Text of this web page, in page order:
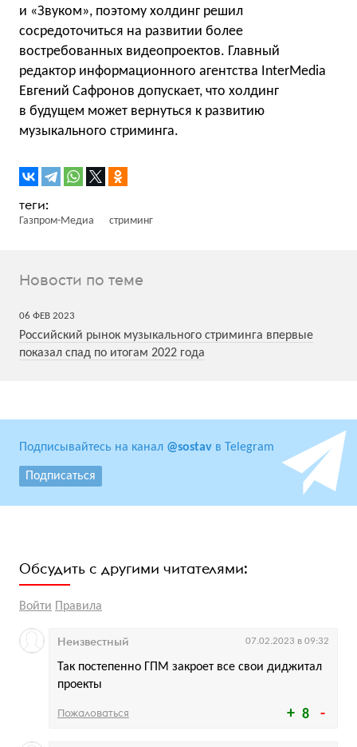
и «Звуком», поэтому холдинг решил
сосредоточиться на развитии более
востребованных видеопроектов. Главный
редактор информационного агентства InterMedia
Евгений Сафронов допускает, что холдинг
в будущем может вернуться к развитию
музыкального стриминга.
Газпром-Медиа стриминг
Новости по теме
06 ФЕВ 2023
Российский рынок музыкального стриминга впервые
показал спад по итогам 2022 года
Подписывайтесь на канал @sostav в Telegram
Подписаться
Обсудить с другими читателями:
Войти Правила
8
Так постепенно ГПМ закроет все свои диджитал
проекты
Неизвестный 07.02.2023 в 09:32
Пожаловаться